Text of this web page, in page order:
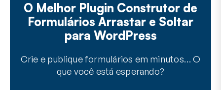
O Melhor Plugin Construtor de
Formulários Arrastar e Soltar
para WordPress
Crie e publique formulários em minutos… O
que você está esperando?